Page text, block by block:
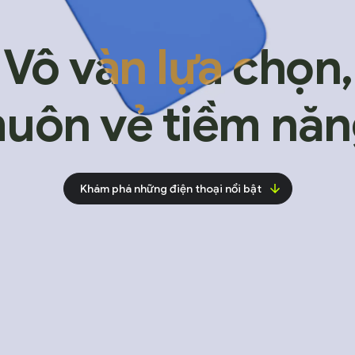
vàn lựa chọn,
vẻ tiềm
Khám phá những điện thoại nổi bật